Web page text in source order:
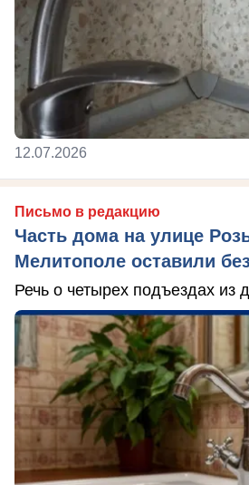
12.07.2026
Письмо в редакцию
Часть дома на улице
Мелитополе оставили
Речь о четырех подъездах из